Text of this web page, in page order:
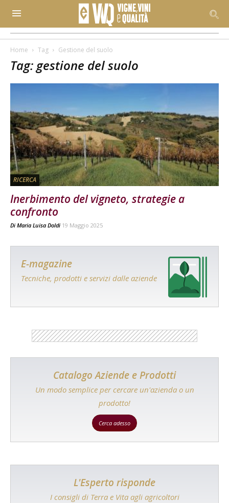
Home Tag Gestione del suolo
Tag: gestione del suolo
RICERCA
Inerbimento del vigneto, strategie a
confronto
Di Maria Luisa Doldi 19 Maggio 2025
E-magazine
Tecniche, prodotti e servizi dalle aziende
Catalogo Aziende e Prodotti
Un modo semplice per cercare un'azienda o un
prodotto!
Cerca adesso
L'Esperto risponde
I consigli di Terra e Vita agli agricoltori